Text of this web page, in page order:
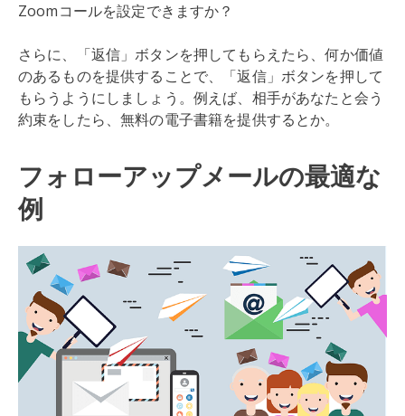
Zoomコールを設定できますか？
さらに、「返信」ボタンを押してもらえたら、何か価値
のあるものを提供することで、「返信」ボタンを押して
もらうようにしましょう。例えば、相手があなたと会う
約束をしたら、無料の電子書籍を提供するとか。
フォローアップメールの最適な
例